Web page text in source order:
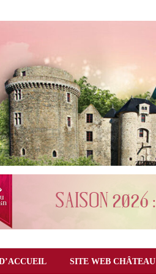
SITE WEB CHÂTEAU